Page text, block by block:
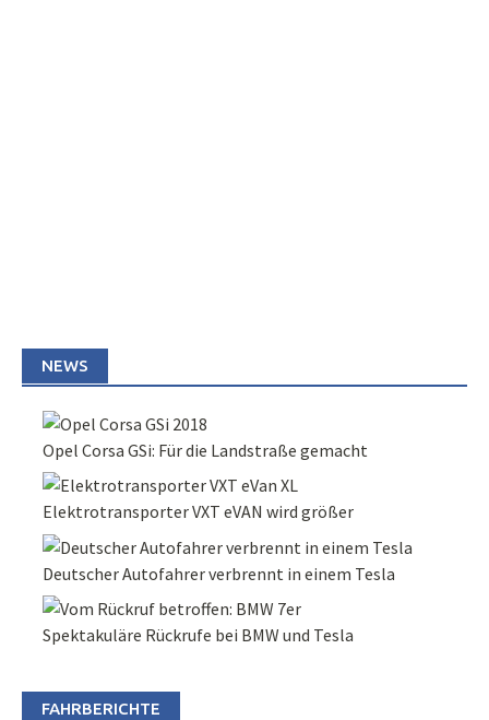
NEWS
Opel Corsa GSi: Für die Landstraße gemacht
Elektrotransporter VXT eVAN wird größer
Deutscher Autofahrer verbrennt in einem Tesla
Spektakuläre Rückrufe bei BMW und Tesla
FAHRBERICHTE